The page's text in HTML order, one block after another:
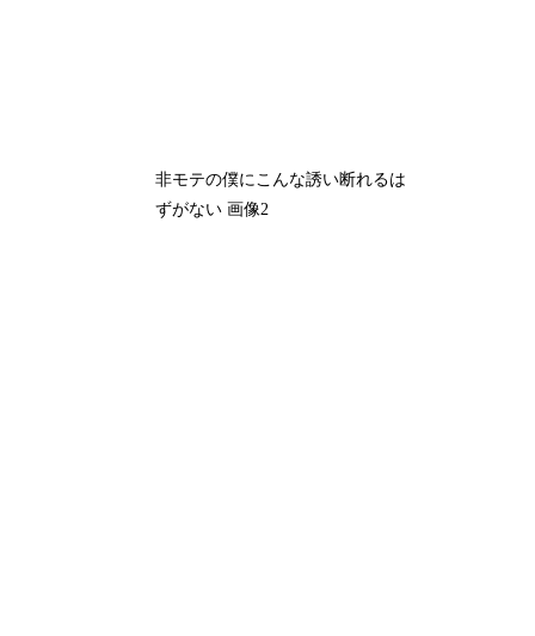
非モテの僕にこんな誘い断れるは
ずがない 画像2